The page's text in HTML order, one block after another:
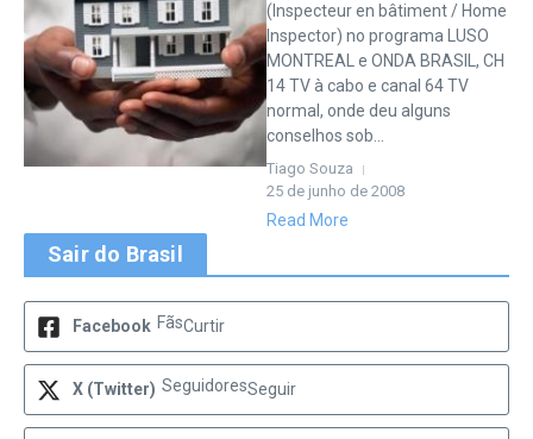
(Inspecteur en bâtiment / Home
Inspector) no programa LUSO
MONTREAL e ONDA BRASIL, CH
14 TV à cabo e canal 64 TV
normal, onde deu alguns
conselhos sob...
Tiago Souza
25 de junho de 2008
Read More
Sair do Brasil
Facebook FãsCurtir
X (Twitter) SeguidoresSeguir